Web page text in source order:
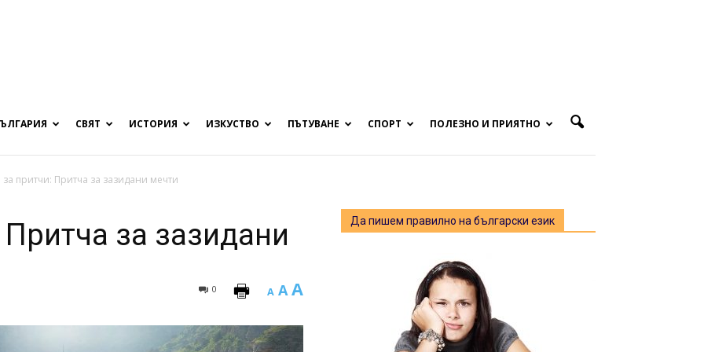
СВЯТ ИСТОРИЯ ИЗКУСТВО ПЪТУВАНЕ СПОРТ ПОЛЕЗНО И ПРИЯТНО
притчи: Притча за зазидани мечти
за зазидани
A A A
0
Да пишем правилно на български език